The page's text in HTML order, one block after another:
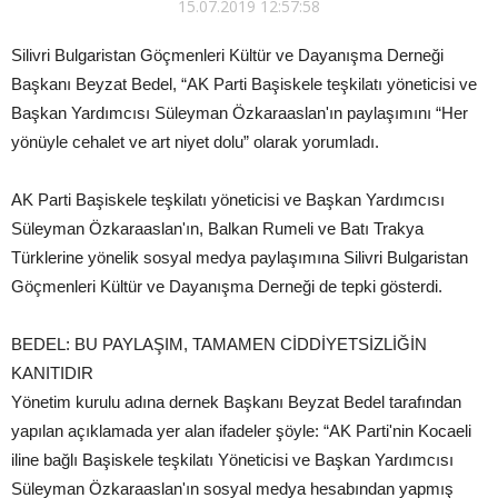
15.07.2019 12:57:58
Silivri Bulgaristan Göçmenleri Kültür ve Dayanışma Derneği
Başkanı Beyzat Bedel, “AK Parti Başiskele teşkilatı yöneticisi ve
Başkan Yardımcısı Süleyman Özkaraaslan'ın paylaşımını “Her
yönüyle cehalet ve art niyet dolu” olarak yorumladı.
AK Parti Başiskele teşkilatı yöneticisi ve Başkan Yardımcısı
Süleyman Özkaraaslan'ın, Balkan Rumeli ve Batı Trakya
Türklerine yönelik sosyal medya paylaşımına Silivri Bulgaristan
Göçmenleri Kültür ve Dayanışma Derneği de tepki gösterdi.
BEDEL: BU PAYLAŞIM, TAMAMEN CİDDİYETSİZLİĞİN
KANITIDIR
Yönetim kurulu adına dernek Başkanı Beyzat Bedel tarafından
yapılan açıklamada yer alan ifadeler şöyle: “AK Parti'nin Kocaeli
iline bağlı Başiskele teşkilatı Yöneticisi ve Başkan Yardımcısı
Süleyman Özkaraaslan'ın sosyal medya hesabından yapmış